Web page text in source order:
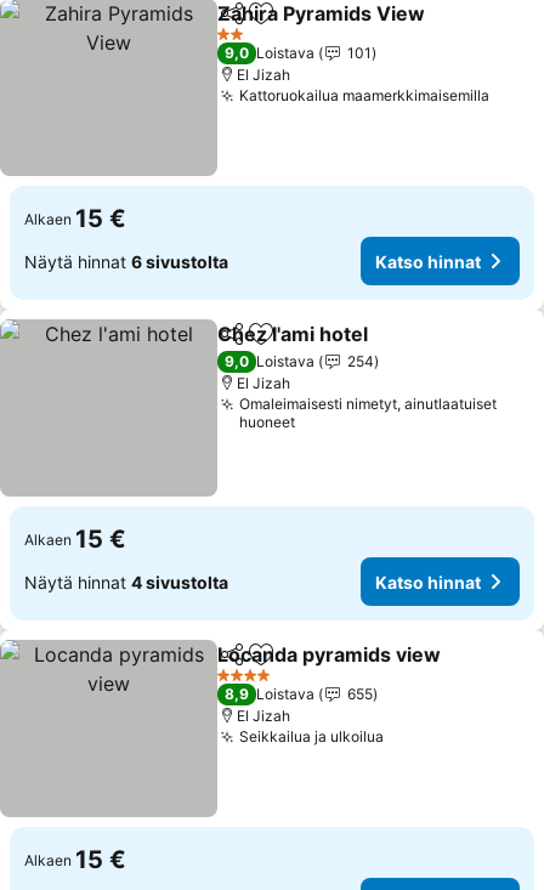
Jaa Lisää suosikkeihin
Zahira Pyramids View
2 Tähtiluokitus
9,0 Loistava
101
El Jizah
Kattoruokailua maamerkkimaisemilla
Alkaen 15 €
Näytä hinnat 6 sivustolta Katso hinnat
Jaa Lisää suosikkeihin
Chez l'ami hotel
9,0 Loistava
254
El Jizah
Omaleimaisesti nimetyt, ainutlaatuiset
huoneet
Alkaen 15 €
Näytä hinnat 4 sivustolta Katso hinnat
Jaa Lisää suosikkeihin
Locanda pyramids view
4 Tähtiluokitus
8,9 Loistava
655
El Jizah
Seikkailua ja ulkoilua
Alkaen 15 €